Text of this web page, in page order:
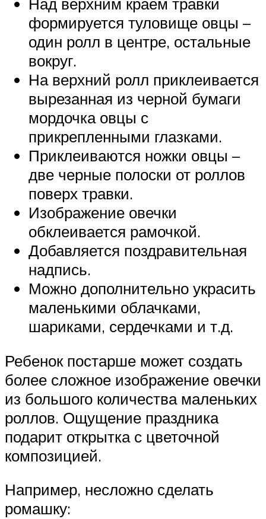
формируется туловище овцы –
один ролл в центре, остальные
вокруг.
На верхний ролл приклеивается
вырезанная из черной бумаги
мордочка овцы с
прикрепленными глазками.
Приклеиваются ножки овцы –
две черные полоски от роллов
поверх травки.
Изображение овечки
обклеивается рамочкой.
Добавляется поздравительная
надпись.
Можно дополнительно украсить
маленькими облачками,
шариками, сердечками и т.д.
Ребенок постарше может создать
более сложное изображение овечки
из большого количества маленьких
роллов. Ощущение праздника
подарит открытка с цветочной
композицией.
Например, несложно сделать
ромашку: